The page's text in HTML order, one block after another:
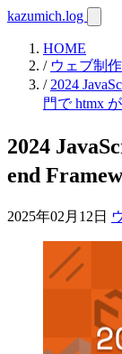
kazumich.log
HOME
/ ウェブ制作
/ 2024
門で htmx
2024
end
2025年02月12日